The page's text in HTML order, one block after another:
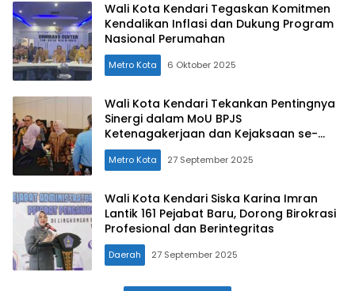
Wali Kota Kendari Tegaskan Komitmen
Kendalikan Inflasi dan Dukung Program
Nasional Perumahan
Metro Kota 6 Oktober 2025
Wali Kota Kendari Tekankan Pentingnya
Sinergi dalam MoU BPJS
Ketenagakerjaan dan Kejaksaan se-
Sultra
Metro Kota 27 September 2025
Wali Kota Kendari Siska Karina Imran
Lantik 161 Pejabat Baru, Dorong Birokrasi
Profesional dan Berintegritas
Daerah 27 September 2025